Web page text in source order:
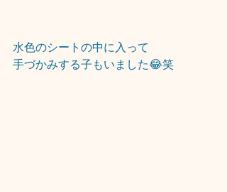
水色のシートの中に入って
手づかみする子もいました😂笑